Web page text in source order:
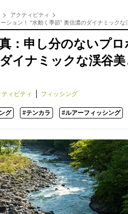
アクティビティ
ション！ “水動く季節” 奥信濃のダイナミックな
：申し分のないプ
イナミックな渓谷
ティビティ フィッシング
グ #テンカラ #ルアーフィッシング